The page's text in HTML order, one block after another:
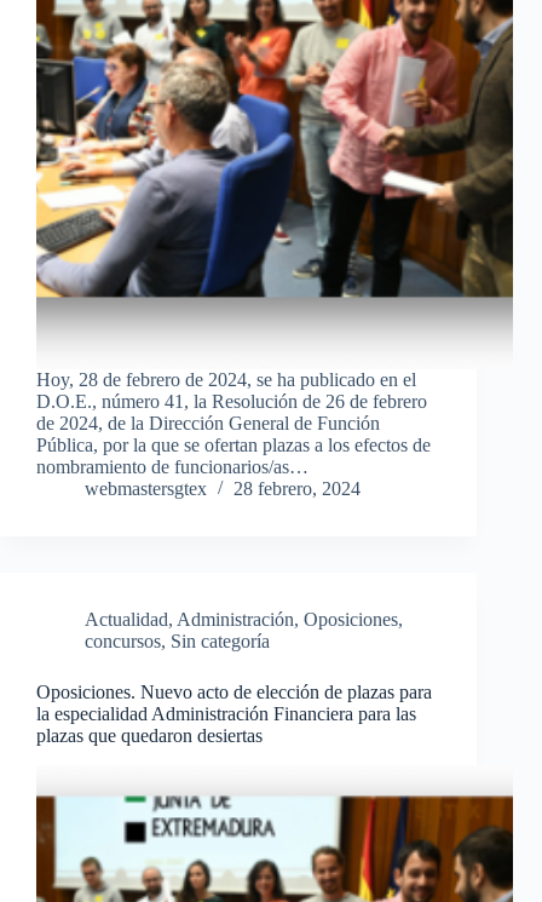
Hoy, 28 de febrero de 2024, se ha publicado en el
D.O.E., número 41, la Resolución de 26 de febrero
de 2024, de la Dirección General de Función
Pública, por la que se ofertan plazas a los efectos de
nombramiento de funcionarios/as…
webmastersgtex
28 febrero, 2024
Actualidad, Administración, Oposiciones,
concursos, Sin categoría
Oposiciones. Nuevo acto de elección de plazas para
la especialidad Administración Financiera para las
plazas que quedaron desiertas